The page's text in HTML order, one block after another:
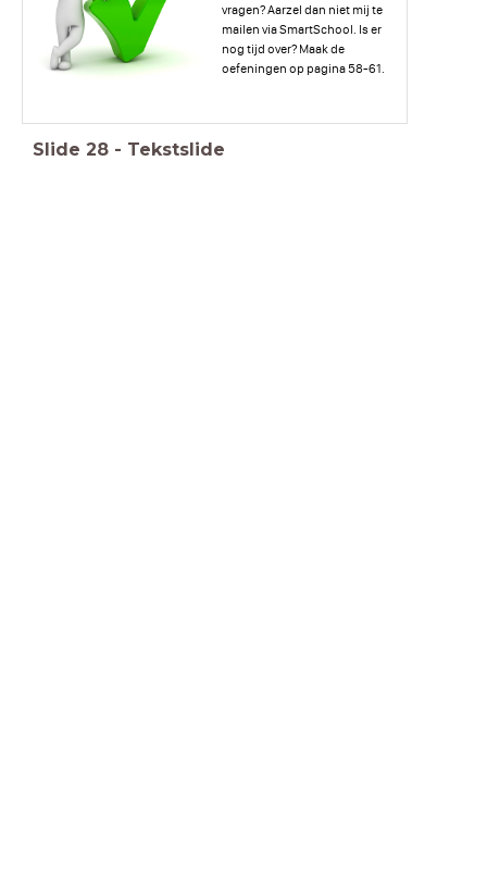
vragen? Aarzel dan niet mij te
mailen via SmartSchool. Is er
nog tijd over? Maak de
oefeningen op pagina 58-61.
Slide 28 - Tekstslide